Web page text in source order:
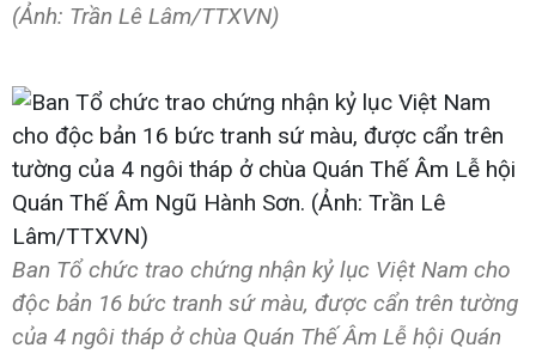
(Ảnh: Trần Lê Lâm/TTXVN)
Ban Tổ chức trao chứng nhận kỷ lục Việt Nam cho
độc bản 16 bức tranh sứ màu, được cẩn trên tường
của 4 ngôi tháp ở chùa Quán Thế Âm Lễ hội Quán